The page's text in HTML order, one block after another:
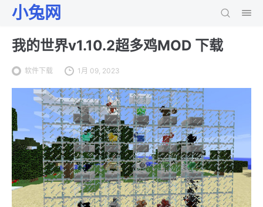
小兔网
我的世界v1.10.2超多鸡MOD 下载
软件下载 1月 09, 2023